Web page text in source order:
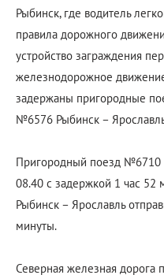
Рыбинск, где водитель
правила дорожного
устройство заграждения
железнодорожное
задержаны пригородные
№6576 Рыбинск –
Пригородный поезд №6710
08.40 с задержкой 1 час
Рыбинск – Ярославль
минуты.
Северная железная дорога